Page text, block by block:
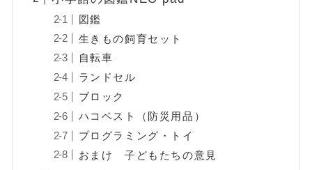
図鑑
生きもの飼育セット
自転車
ランドセル
ブロック
ハコベスト（防災用品）
プログラミング・トイ
おまけ 子どもたちの意見